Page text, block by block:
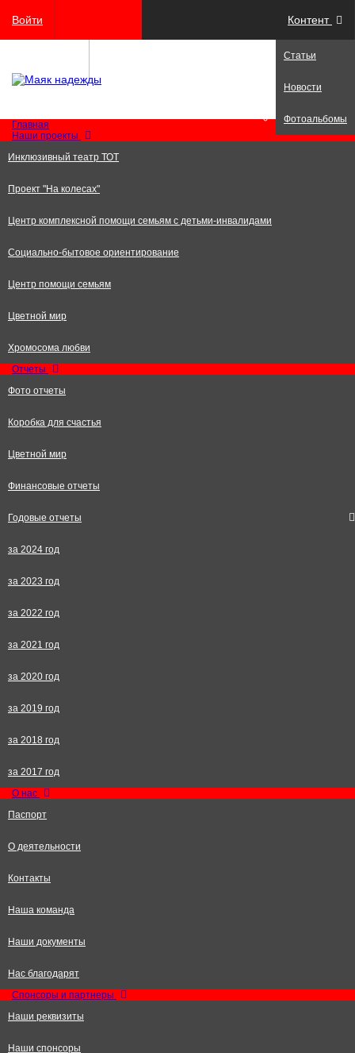
Войти Контент
Статьи
Новости
Фотоальбомы
Главная
Наши проекты
Инклюзивный театр ТОТ
Проект "На колесах"
Центр комплексной помощи семьям с детьми-инвалидами
Социально-бытовое ориентирование
Центр помощи семьям
Цветной мир
Хромосома любви
Отчеты
Фото отчеты
Коробка для счастья
Цветной мир
Финансовые отчеты
Годовые отчеты
за 2024 год
за 2023 год
за 2022 год
за 2021 год
за 2020 год
за 2019 год
за 2018 год
за 2017 год
О нас
Паспорт
О деятельности
Контакты
Наша команда
Наши документы
Нас благодарят
Спонсоры и партнеры
Наши реквизиты
Наши спонсоры